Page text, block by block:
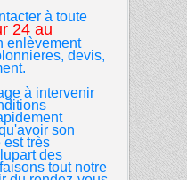
à toute
24 au
enlèvement
devis,
à intervenir
son
est très
des
tout notre